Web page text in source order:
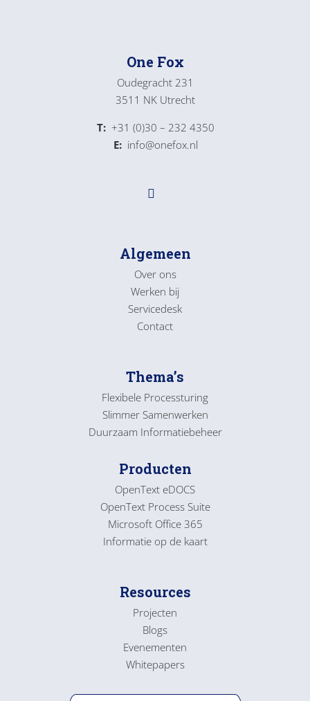
One Fox
Oudegracht 231
3511 NK Utrecht
T: +31 (0)30 – 232 4350
E: info@onefox.nl
Algemeen
Over ons
Werken bij
Servicedesk
Contact
Thema’s
Flexibele Processturing
Slimmer Samenwerken
Duurzaam Informatiebeheer
Producten
OpenText eDOCS
OpenText Process Suite
Microsoft Office 365
Informatie op de kaart
Resources
Projecten
Blogs
Evenementen
Whitepapers